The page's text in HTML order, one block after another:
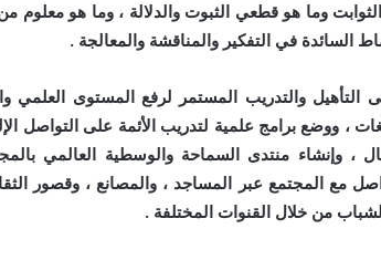
وما هو قطعي الثبوت والدلالة ، وما هو معلوم
السائدة في التفكير والمناقشة والمعالجة .
التأهيل والتدريب المستمر لرفع المستوى العلمي
، ووضع برامج علمية لتدريب الأئمة على التواصل
، وإنشاء منتدى السماحة والوسطية العالمي
مع المجتمع عبر المساجد ، والمصانع ، وقصور
من خلال القنوات المختلفة .